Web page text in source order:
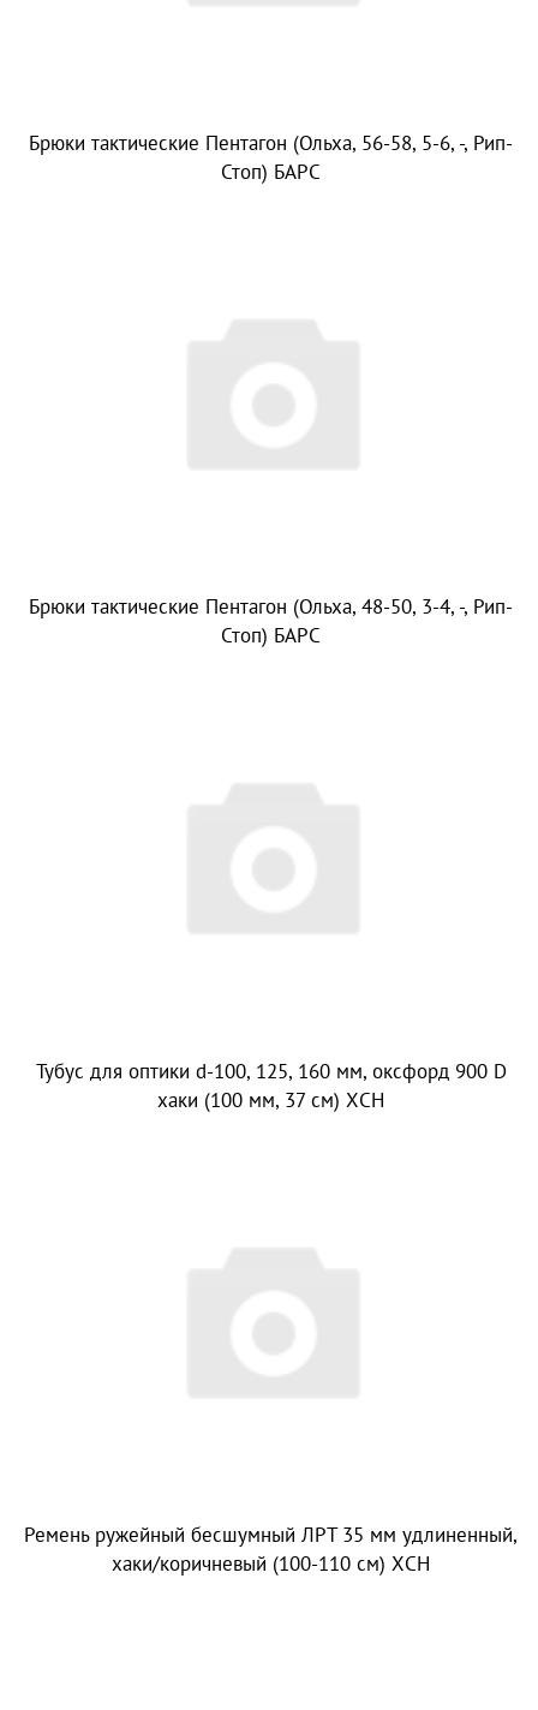
Брюки тактические Пентагон (Ольха, 56-58, 5-6, -, Рип-
Стоп) БАРС
Брюки тактические Пентагон (Ольха, 48-50, 3-4, -, Рип-
Стоп) БАРС
Тубус для оптики d-100, 125, 160 мм, оксфорд 900 D
хаки (100 мм, 37 см) ХСН
Ремень ружейный бесшумный ЛРТ 35 мм удлиненный,
хаки/коричневый (100-110 см) ХСН